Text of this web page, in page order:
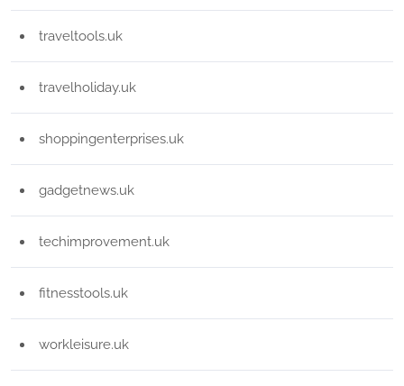
traveltools.uk
travelholiday.uk
shoppingenterprises.uk
gadgetnews.uk
techimprovement.uk
fitnesstools.uk
workleisure.uk